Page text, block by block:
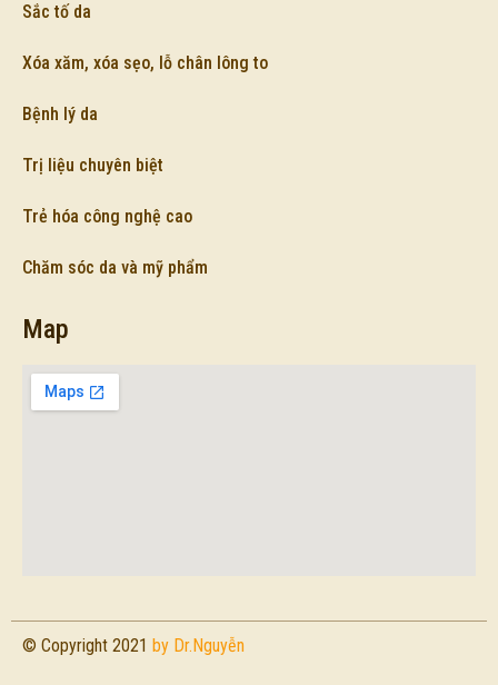
Sắc tố da
Xóa xăm, xóa sẹo, lỗ chân lông to
Bệnh lý da
Trị liệu chuyên biệt
Trẻ hóa công nghệ cao
Chăm sóc da và mỹ phẩm
Map
© Copyright 2021 by Dr.Nguyễn